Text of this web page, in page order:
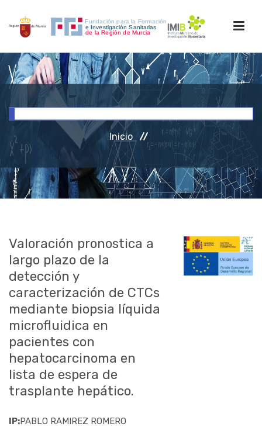
INICIO
INVESTIGACIÓN
RRHH
ACCESO PERSONAL
Inicio
Valoración pronostica a
largo plazo de la
detección y
caracterización de CTCs
mediante biopsia líquida
microfluidica en
pacientes con
hepatocarcinoma en
lista de espera de
trasplante hepático.
IP:PABLO RAMIREZ ROMERO